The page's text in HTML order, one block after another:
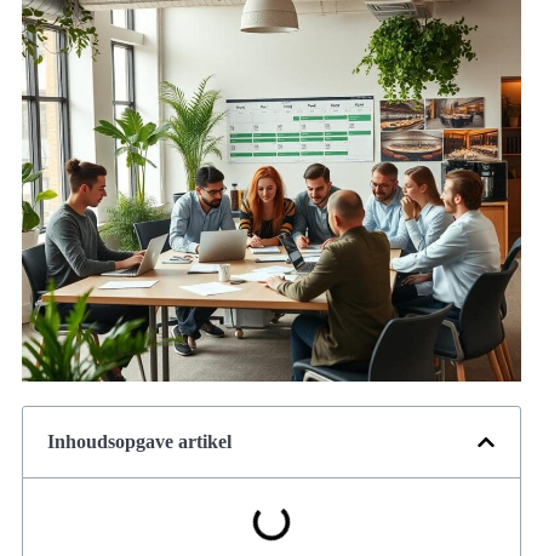
Inhoudsopgave artikel